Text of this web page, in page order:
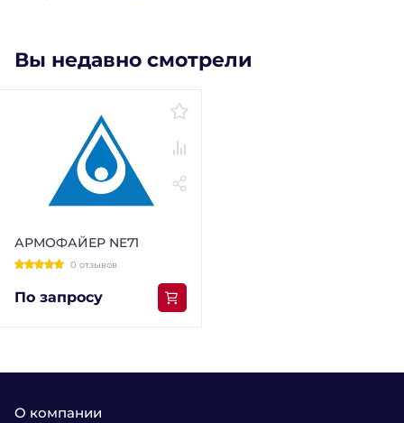
Вы недавно смотрели
АРМОФАЙЕР NE71
0 отзывов
По запросу
О компании